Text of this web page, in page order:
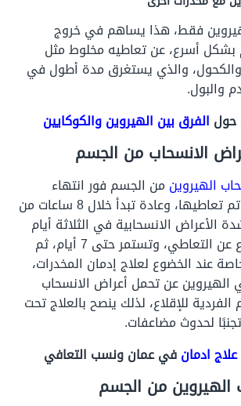
فقط، هذا يساهم في خروج
بشكل أسرع، عن تعاطيه مخلوط مثل
والكحول، والذي يستغرق مدة أطول في
والبول.
حول الفرق بين الهيروين والكوكايين
الانسحاب من الجسم
الهيروينمن الجسم فور انتهاء
مفعول آخر جرعة تم تعاطيها، وعادة تبدأ خلال 8 ساعات من
الأعراض الانسحابية في الثلاثة أيام
الأولى منذ الإقلاع عن التعاطي، وتستمر حتى 7 أيام، ثم
عند الخضوع لعلاج إدمان المخدرات،
الهيروين عن تحمل أعراض الانسحاب
للإقلاع، لذلك ينصح بالعلاج تحت
لحدوث مضاعفات.
ادمانفي عمان ونسب التعافي
الهيروين من الجسم